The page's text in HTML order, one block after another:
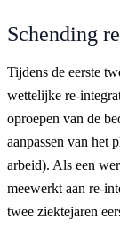
Schending
Tijdens de eerste
wettelijke re-
oproepen van de
aanpassen van het
arbeid). Als een
meewerkt aan re-
twee ziektejaren